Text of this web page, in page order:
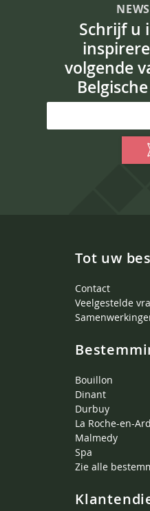
Schrijf u
volgende
Tot uw
Contact
Veelgestelde
Bouillon
Dinant
Durbuy
La Roche-en-
Malmedy
Spa
Zie alle